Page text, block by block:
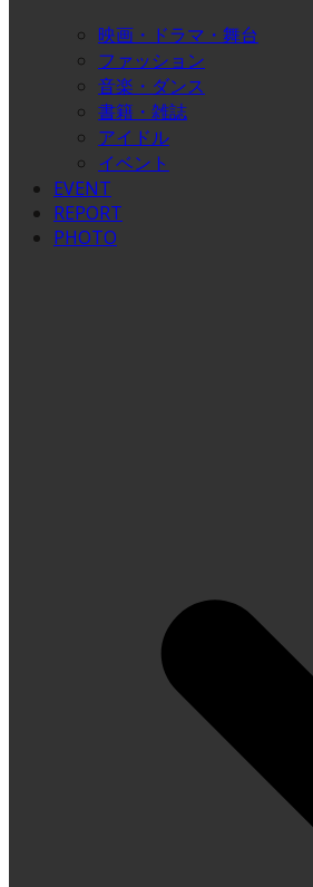
映画・ドラマ・舞台
ファッション
音楽・ダンス
書籍・雑誌
アイドル
イベント
EVENT
REPORT
PHOTO